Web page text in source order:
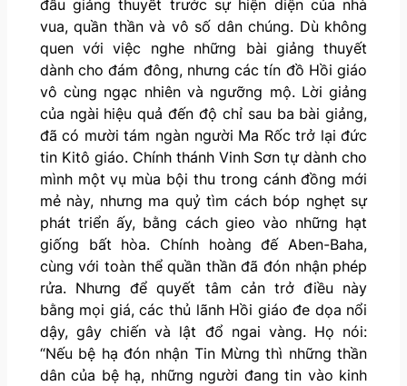
đầu giảng thuyết trước sự hiện diện của nhà
vua, quần thần và vô số dân chúng. Dù không
quen với việc nghe những bài giảng thuyết
dành cho đám đông, nhưng các tín đồ Hồi giáo
vô cùng ngạc nhiên và ngưỡng mộ. Lời giảng
của ngài hiệu quả đến độ chỉ sau ba bài giảng,
đã có mười tám ngàn người Ma Rốc trở lại đức
tin Kitô giáo. Chính thánh Vinh Sơn tự dành cho
mình một vụ mùa bội thu trong cánh đồng mới
mẻ này, nhưng ma quỷ tìm cách bóp nghẹt sự
phát triển ấy, bằng cách gieo vào những hạt
giống bất hòa. Chính hoàng đế Aben-Baha,
cùng với toàn thể quần thần đã đón nhận phép
rửa. Nhưng để quyết tâm cản trở điều này
bằng mọi giá, các thủ lãnh Hồi giáo đe dọa nổi
dậy, gây chiến và lật đổ ngai vàng. Họ nói:
“Nếu bệ hạ đón nhận Tin Mừng thì những thần
dân của bệ hạ, những người đang tin vào kinh